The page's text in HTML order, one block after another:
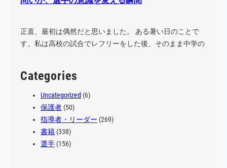
正直、最初は偶然だと思いました。 ある暑い日のことで
す。私は高校の試合でレフリーをした後、そのまま中学の
Categories
Uncategorized (6)
保護者 (50)
指導者・リーダー (269)
書籍 (338)
選手 (156)